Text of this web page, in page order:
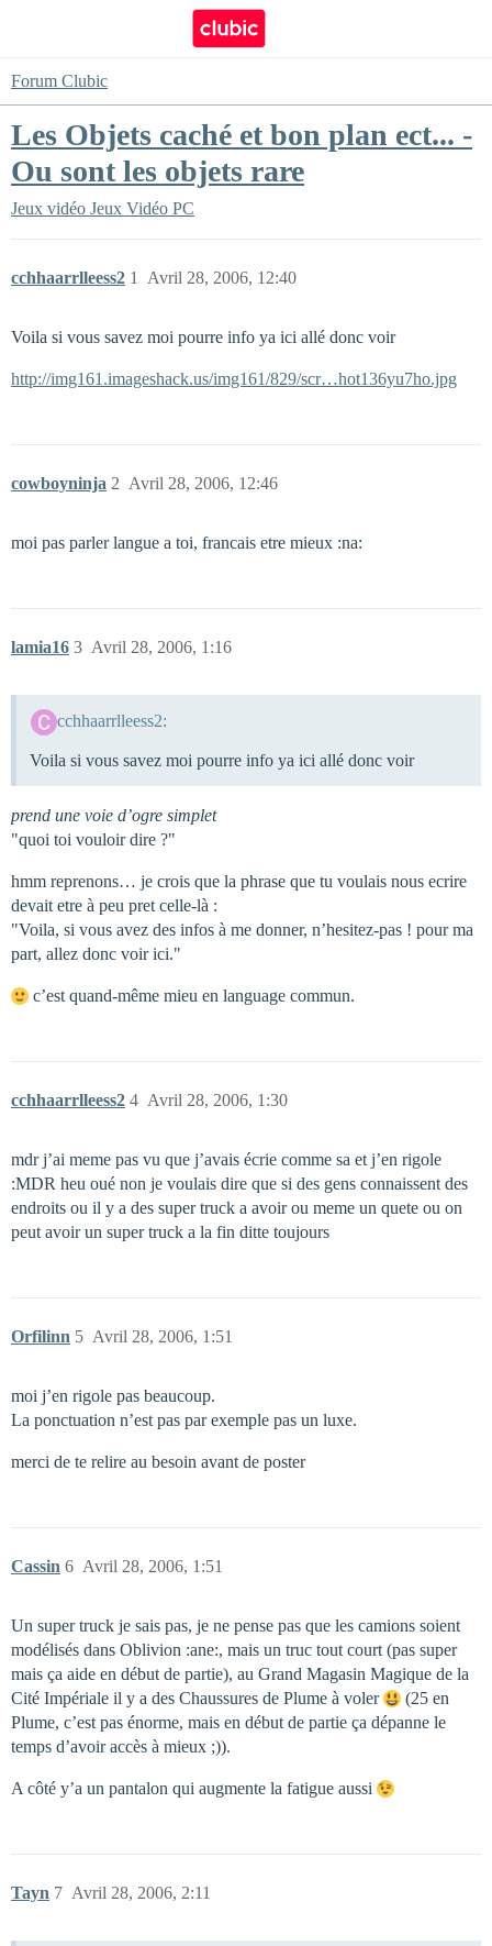
Forum Clubic
Les Objets caché et bon plan ect... -
Ou sont les objets rare
Jeux vidéo Jeux Vidéo PC
cchhaarrlleess2 Avril 28, 2006, 12:40
1
Voila si vous savez moi pourre info ya ici allé donc voir
http://img161.imageshack.us/img161/829/scr…hot136yu7ho.jpg
cowboyninja Avril 28, 2006, 12:46
2
moi pas parler langue a toi, francais etre mieux :na:
lamia16 Avril 28, 2006, 1:16
3
cchhaarrlleess2:
Voila si vous savez moi pourre info ya ici allé donc voir
prend une voie d’ogre simplet
"quoi toi vouloir dire ?"
hmm reprenons… je crois que la phrase que tu voulais nous ecrire
devait etre à peu pret celle-là :
"Voila, si vous avez des infos à me donner, n’hesitez-pas ! pour ma
part, allez donc voir ici."
c’est quand-même mieu en language commun.
cchhaarrlleess2 Avril 28, 2006, 1:30
4
mdr j’ai meme pas vu que j’avais écrie comme sa et j’en rigole
:MDR heu oué non je voulais dire que si des gens connaissent des
endroits ou il y a des super truck a avoir ou meme un quete ou on
peut avoir un super truck a la fin ditte toujours
Orfilinn Avril 28, 2006, 1:51
5
moi j’en rigole pas beaucoup.
La ponctuation n’est pas par exemple pas un luxe.
merci de te relire au besoin avant de poster
Cassin Avril 28, 2006, 1:51
6
Un super truck je sais pas, je ne pense pas que les camions soient
modélisés dans Oblivion :ane:, mais un truc tout court (pas super
mais ça aide en début de partie), au Grand Magasin Magique de la
Cité Impériale il y a des Chaussures de Plume à voler
(25 en
Plume, c’est pas énorme, mais en début de partie ça dépanne le
temps d’avoir accès à mieux ;)).
A côté y’a un pantalon qui augmente la fatigue aussi
Tayn Avril 28, 2006, 2:11
7